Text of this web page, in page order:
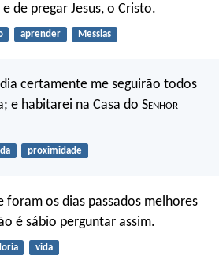
de pregar Jesus, o Cristo.
aprender Messias
certamente me seguirão todos
e habitarei na Casa do Senhor
proximidade
foram os dias passados melhores
é sábio perguntar assim.
vida